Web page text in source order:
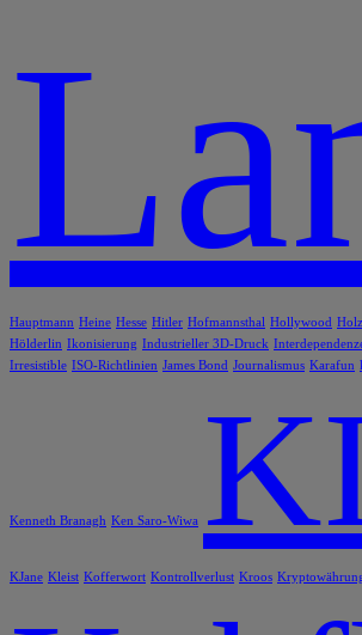
Hauptmann Heine Hesse Hitler Hofmannsthal Hollywood Holz
Hölderlin Ikonisierung Industrieller 3D-Druck
Irresistible ISO-Richtlinien James Bond Journalismus Karafun
Kenneth Branagh Ken Saro-Wiwa
KJane Kleist Kofferwort Kontrollverlust Kroos